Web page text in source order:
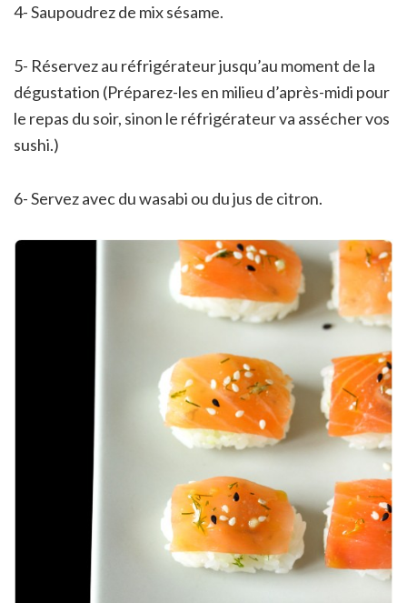
4- Saupoudrez de mix sésame.
5- Réservez au réfrigérateur jusqu’au moment de la
dégustation (Préparez-les en milieu d’après-midi pour
le repas du soir, sinon le réfrigérateur va assécher vos
sushi.)
6- Servez avec du wasabi ou du jus de citron.